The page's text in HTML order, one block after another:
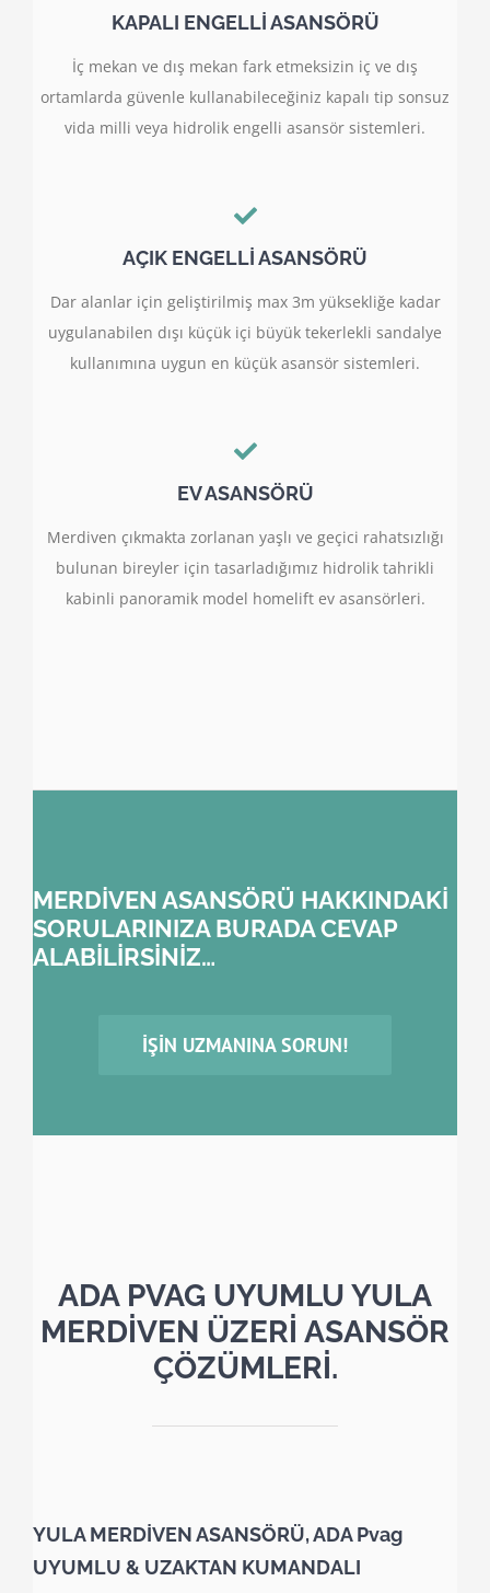
KAPALI ENGELLİ ASANSÖRÜ
İç mekan ve dış mekan fark etmeksizin iç ve dış
ortamlarda güvenle kullanabileceğiniz kapalı tip sonsuz
vida milli veya hidrolik engelli asansör sistemleri.
AÇIK ENGELLİ ASANSÖRÜ
Dar alanlar için geliştirilmiş max 3m yüksekliğe kadar
uygulanabilen dışı küçük içi büyük tekerlekli sandalye
kullanımına uygun en küçük asansör sistemleri.
EV ASANSÖRÜ
Merdiven çıkmakta zorlanan yaşlı ve geçici rahatsızlığı
bulunan bireyler için tasarladığımız hidrolik tahrikli
kabinli panoramik model homelift ev asansörleri.
MERDİVEN ASANSÖRÜ HAKKINDAKİ
SORULARINIZA BURADA CEVAP
ALABİLİRSİNİZ…
İŞIN UZMANINA SORUN!
ADA PVAG UYUMLU YULA
MERDİVEN ÜZERİ ASANSÖR
ÇÖZÜMLERİ.
YULA MERDİVEN ASANSÖRÜ, ADA Pvag
UYUMLU & UZAKTAN KUMANDALI